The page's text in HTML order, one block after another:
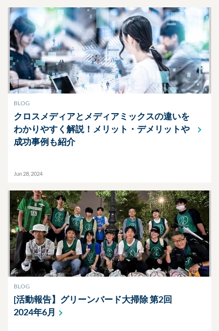
BLOG
クロスメディアとメディアミックスの違いを
わかりやすく解説！メリット・デメリットや
成功事例も紹介
Jun 28, 2024
BLOG
[活動報告】グリーンバード大掃除 第2回
2024年6月